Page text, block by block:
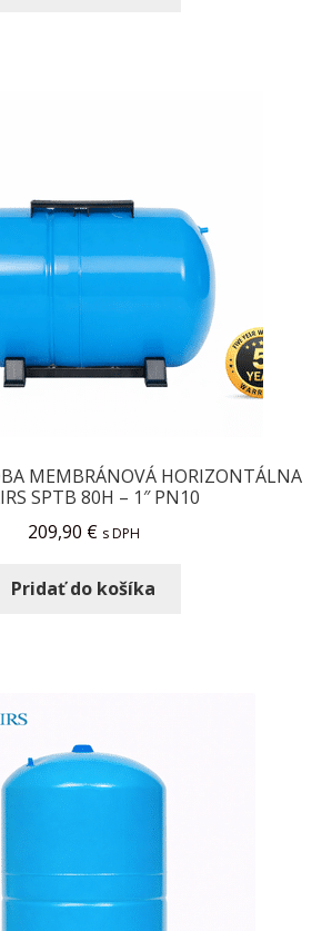
MEMBRÁNOVÁ HORIZONTÁLNA
SPTB 80H – 1″ PN10
209,90 € s DPH
Pridať do košíka